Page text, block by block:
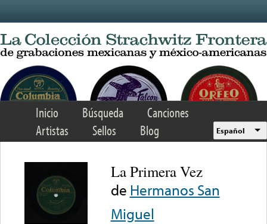
Inicio Búsqueda
Canciones
Artistas
Sellos Blog Español
La Primera Vez
de Hermanos San
Miguel